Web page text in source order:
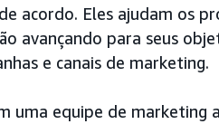
acordo. Eles ajudam os
avançando para seus
e canais de marketing.
uma equipe de